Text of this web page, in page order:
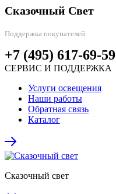
Сказочный Свет
Поддержка покупателей
+7 (495) 617-69-59
СЕРВИС И ПОДДЕРЖКА
Услуги освещения
Наши работы
Обратная связь
Каталог
Сказочный свет